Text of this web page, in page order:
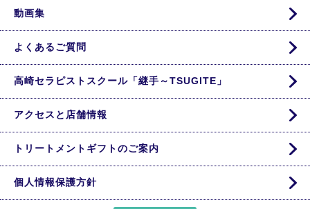
動画集
よくあるご質問
高崎セラピストスクール「継手～TSUGITE」
アクセスと店舗情報
トリートメントギフトのご案内
個人情報保護方針